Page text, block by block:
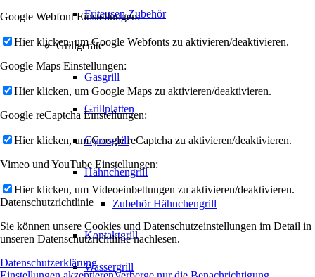
Friteusen Zubehör
Grillgeräte
Gasgrill
Grillplatten
Gyrosgrill
Hähnchengrill
Zubehör Hähnchengrill
Kontaktgrill
Wassergrill
Google Webfont Einstellungen:
Hier klicken, um Google Webfonts zu aktivieren/deaktivieren.
Google Maps Einstellungen:
Hier klicken, um Google Maps zu aktivieren/deaktivieren.
Google reCaptcha Einstellungen:
Hier klicken, um Google reCaptcha zu aktivieren/deaktivieren.
Vimeo und YouTube Einstellungen:
Hier klicken, um Videoeinbettungen zu aktivieren/deaktivieren.
Datenschutzrichtlinie
Sie können unsere Cookies und Datenschutzeinstellungen im Detail in
unseren Datenschutzrichtlinie nachlesen.
Datenschutzerklärung